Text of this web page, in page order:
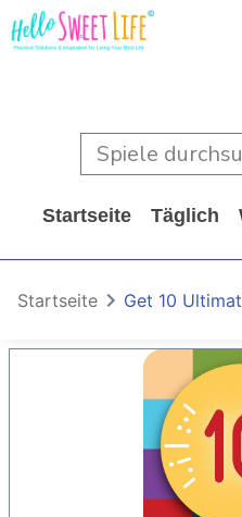
Startseite Täglich
Startseite Get 10